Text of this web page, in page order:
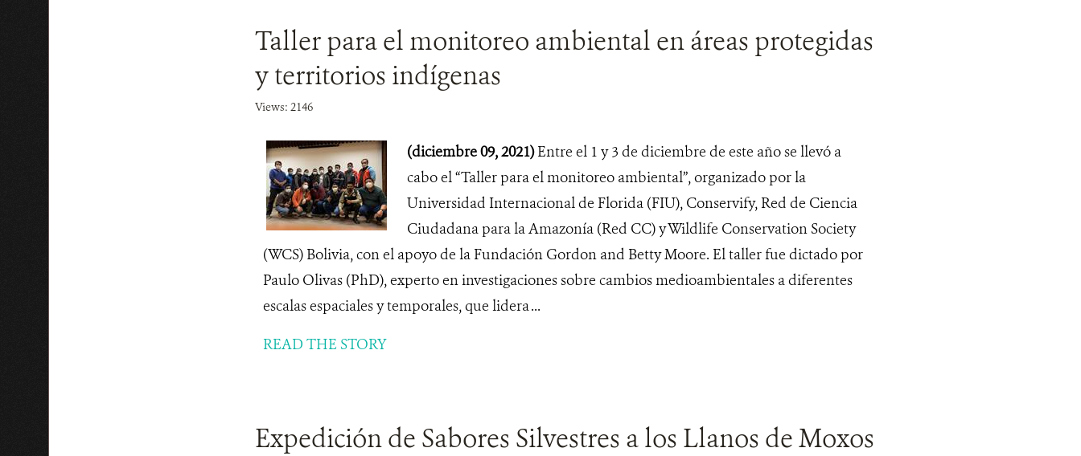
Taller para el monitoreo ambiental en áreas protegidas
y territorios indígenas
Views: 2146
(diciembre 09, 2021)Entre el 1 y 3 de diciembre de este año se llevó a
cabo el “Taller para el monitoreo ambiental”, organizado por la
Universidad Internacional de Florida (FIU), Conservify, Red de Ciencia
Ciudadana para la Amazonía (Red CC) y Wildlife Conservation Society
(WCS) Bolivia, con el apoyo de la Fundación Gordon and Betty Moore. El taller fue dictado por
Paulo Olivas (PhD), experto en investigaciones sobre cambios medioambientales a diferentes
escalas espaciales y temporales, que lidera ...
READ THE STORY
Expedición de Sabores Silvestres a los Llanos de Moxos